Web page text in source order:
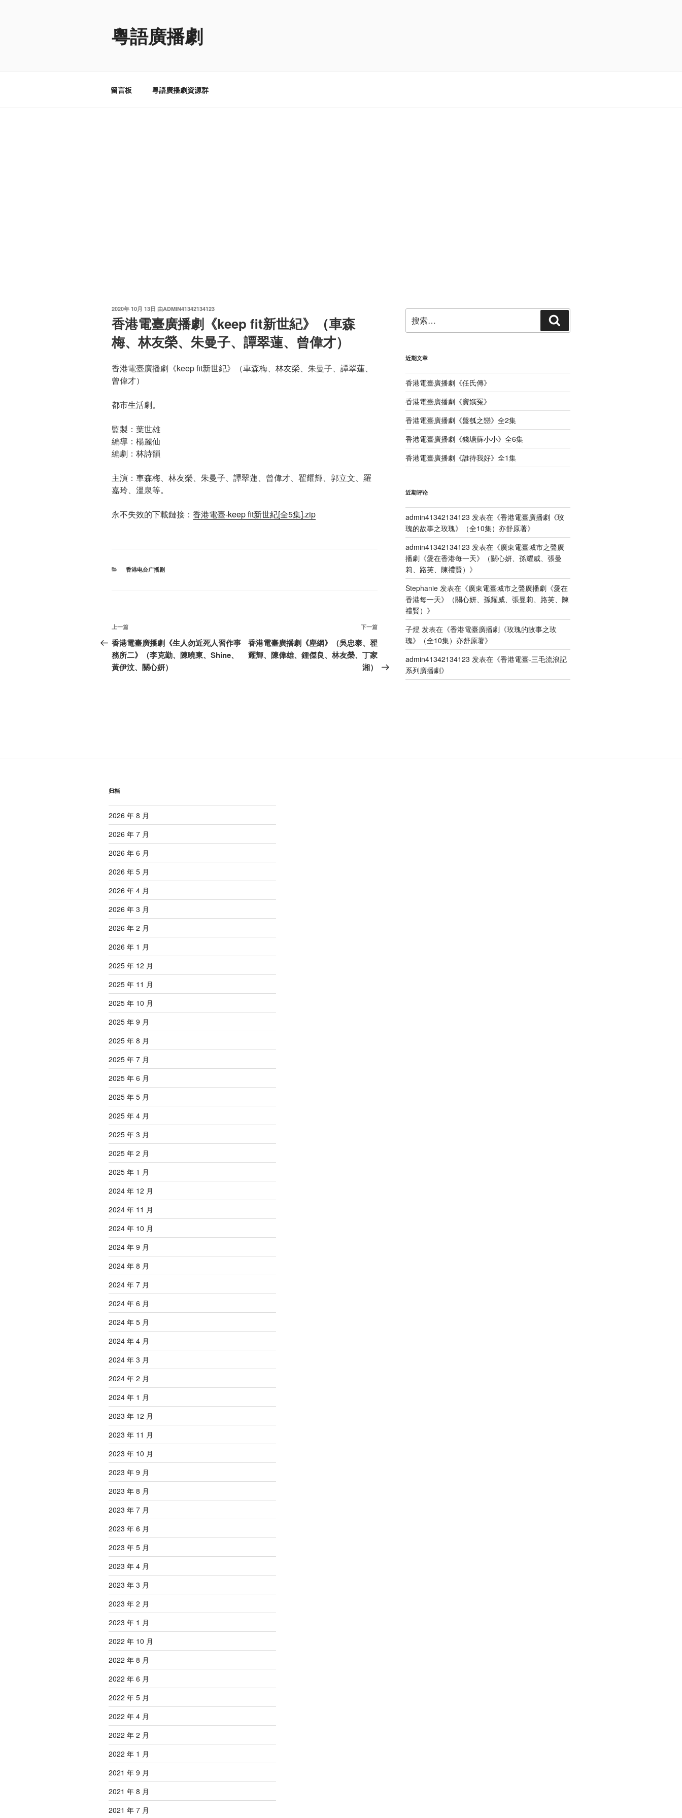
粵語廣播劇
留言板 粵語廣播劇資源群
发
布
于
2020年 10月 13日 由ADMIN41342134123
香港電臺廣播劇《keep fit新世紀》（車森
梅、林友榮、朱曼子、譚翠蓮、曾偉才）
香港電臺廣播劇《keep fit新世紀》（車森梅、林友榮、朱曼子、譚翠蓮、
曾偉才）
都市生活劇。
監製：葉世雄
編導：楊麗仙
編劇：林詩韻
主演：車森梅、林友榮、朱曼子、譚翠蓮、曾偉才、翟耀輝、郭立文、羅
嘉玲、溫泉等。
永不失效的下載鏈接： 香港電臺-keep fit新世紀[全5集].zip
分
香港电台广播剧
文
章
导
航
上
一
篇
文
上一篇
香港電臺廣播劇《生人勿近死人習作事
務所二》（李克勤、陳曉東、Shine、
黃伊汶、關心妍）
下
一
篇
文
下一篇
香港電臺廣播劇《塵網》（吳忠泰、翟
耀輝、陳偉雄、鍾傑良、林友榮、丁家
湘）
索：
索
近期文章
香港電臺廣播劇《任氏傳》
香港電臺廣播劇《竇娥冤》
香港電臺廣播劇《盤瓠之戀》全2集
香港電臺廣播劇《錢塘蘇小小》全6集
香港電臺廣播劇《誰待我好》全1集
近期评论
admin41342134123 发表在《香港電臺廣播劇《玫
瑰的故事之玫瑰》（全10集）亦舒原著》
admin41342134123 发表在《廣東電臺城市之聲廣
播劇《愛在香港每一天》（關心妍、孫耀威、張曼
莉、路芙、陳禮賢） 》
Stephanie发表在《廣東電臺城市之聲廣播劇《愛在
香港每一天》（關心妍、孫耀威、張曼莉、路芙、陳
禮賢） 》
子煜 发表在《香港電臺廣播劇《玫瑰的故事之玫
瑰》（全10集）亦舒原著》
admin41342134123 发表在《香港電臺-三毛流浪記
系列廣播劇》
归档
2026 年 8 月
2026 年 7 月
2026 年 6 月
2026 年 5 月
2026 年 4 月
2026 年 3 月
2026 年 2 月
2026 年 1 月
2025 年 12 月
2025 年 11 月
2025 年 10 月
2025 年 9 月
2025 年 8 月
2025 年 7 月
2025 年 6 月
2025 年 5 月
2025 年 4 月
2025 年 3 月
2025 年 2 月
2025 年 1 月
2024 年 12 月
2024 年 11 月
2024 年 10 月
2024 年 9 月
2024 年 8 月
2024 年 7 月
2024 年 6 月
2024 年 5 月
2024 年 4 月
2024 年 3 月
2024 年 2 月
2024 年 1 月
2023 年 12 月
2023 年 11 月
2023 年 10 月
2023 年 9 月
2023 年 8 月
2023 年 7 月
2023 年 6 月
2023 年 5 月
2023 年 4 月
2023 年 3 月
2023 年 2 月
2023 年 1 月
2022 年 10 月
2022 年 8 月
2022 年 6 月
2022 年 5 月
2022 年 4 月
2022 年 2 月
2022 年 1 月
2021 年 9 月
2021 年 8 月
2021 年 7 月